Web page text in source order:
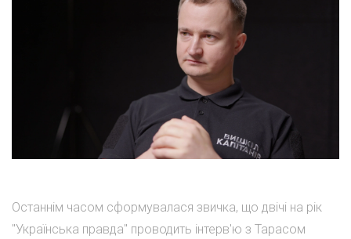
Останнім часом сформувалася звичка, що двічі на рік
"Українська правда" проводить інтерв'ю з Тарасом